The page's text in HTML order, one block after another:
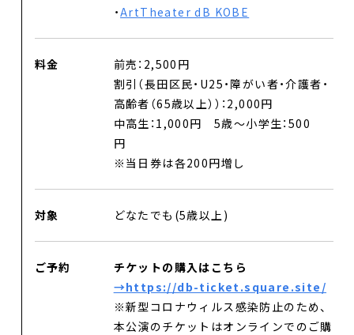
Select Language▼
・ArtTheater dB KOBE
料金
前売：2,500円
割引（長田区民・U25・障がい者・介護者・
高齢者（65歳以上））：2,000円
中高生：1,000円 5歳〜小学生：500
円
※当日券は各200円増し
対象 どなたでも(5歳以上)
ご予約
チケットの購入はこちら
→https://db-ticket.square.site/
※新型コロナウィルス感染防止のため、
本公演のチケットはオンラインでのご購